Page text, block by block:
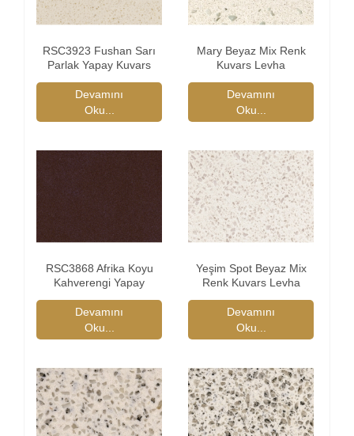
RSC3923 Fushan Sarı
Parlak Yapay Kuvars
Devamını
Oku...
Mary Beyaz Mix Renk
Kuvars Levha
Devamını
Oku...
RSC3868 Afrika Koyu
Kahverengi Yapay
Devamını
Oku...
Yeşim Spot Beyaz Mix
Renk Kuvars Levha
Devamını
Oku...